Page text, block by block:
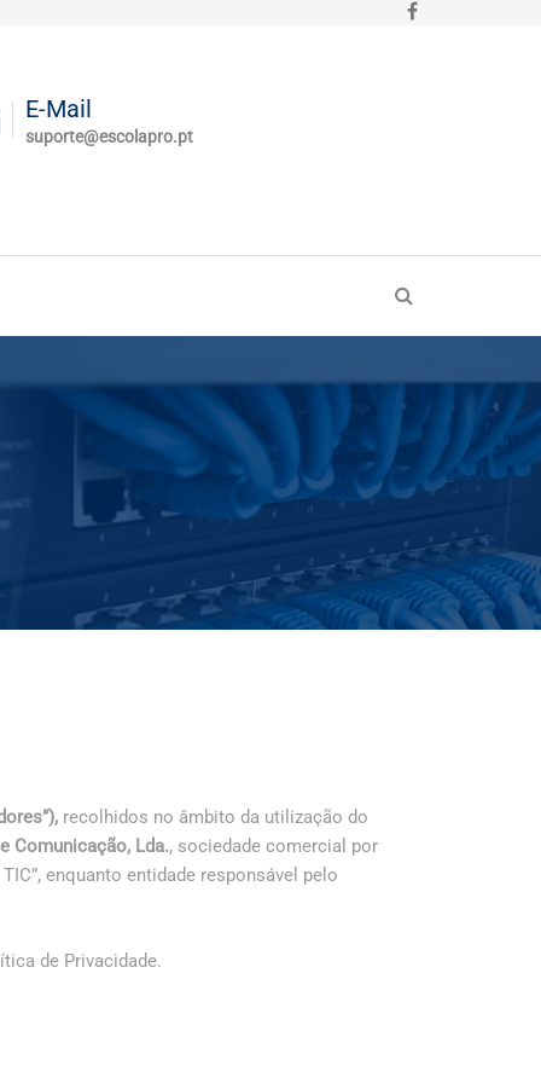
E-Mail
suporte@escolapro.pt
recolhidos no âmbito da utilização do
Comunicação, Lda., sociedade comercial por
enquanto entidade responsável pelo
de Privacidade.